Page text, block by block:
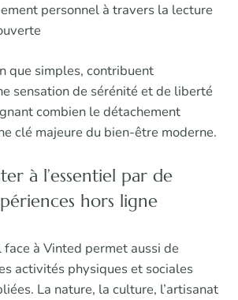
personnel à travers la lecture
que simples, contribuent
sensation de sérénité et de liberté
combien le détachement
clé majeure du bien-être moderne.
à l’essentiel par de
hors ligne
à Vinted permet aussi de
activités physiques et sociales
La nature, la culture, l’artisanat